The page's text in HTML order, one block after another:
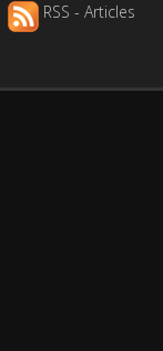
RSS - Articles